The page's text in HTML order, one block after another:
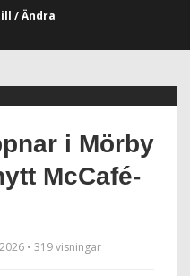
/ Ändra
i Mörby
McCafé-
• 319 visningar